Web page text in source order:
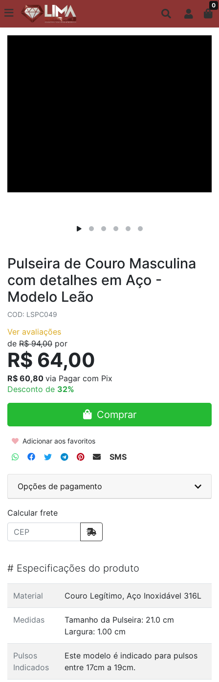
Todo site até 6X s/ juros | Frete Grátis a partir de R$149,00 0
ACESSÓRIOS MASCULINOS
Pulseira de Couro Masculina
com detalhes em Aço -
Modelo Leão
COD: LSPC049
Ver avaliações
de R$ 94,00 por
R$ 64,00
R$ 60,80 via Pagar com Pix
Desconto de 32%
Comprar
Adicionar aos favoritos
SMS
Opções de pagamento
Calcular frete
# Especificações do produto
Material Couro Legítimo, Aço Inoxidável 316L
Medidas
Tamanho da Pulseira: 21.0 cm
Largura: 1.00 cm
Pulsos
Indicados
Este modelo é indicado para pulsos
entre 17cm a 19cm.